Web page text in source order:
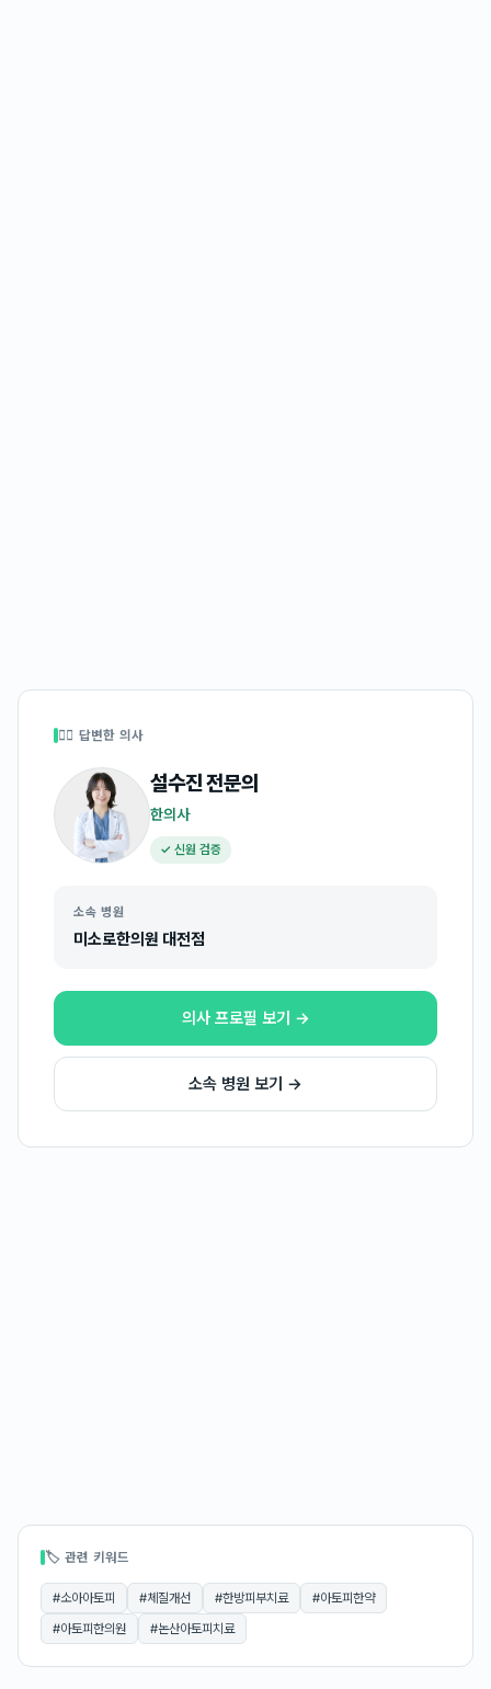
👩‍⚕️ 답변한 의사
설수진전문의
한의사
✓ 신원 검증
소속 병원
미소로한의원 대전점
의사 프로필 보기 →
소속 병원 보기 →
🏷 관련 키워드
#소아아토피 #체질개선 #한방피부치료 #아토피한약
#아토피한의원 #논산아토피치료